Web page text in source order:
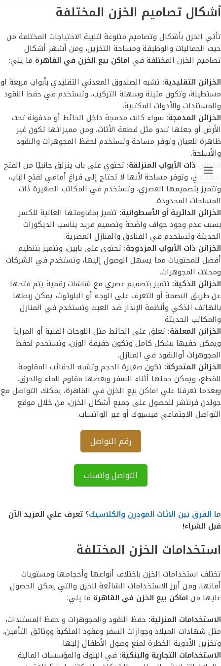
أشكال تصاميم الخزن المختلفة
تأتي الخزن بأشكال وتصاميم متنوعة لتلبية الاحتياجات المختلفة من
حيث الجماليات والوظيفة ومساحة التخزين، ومن أشهر أشكال
تصاميم الخزن المختلفة في اماكن بيع الخزن في القاهرة ما يلي:
الخزائن التقليدية: تشبه الصندوق المعدني التقليدي بأبواب مربعة او
مستطيلة، وتكون متينة وسهلة التركيب، وتستخدم في حفظ النقود
والمستندات والأدوات المكتبية.
الخزائن المدمجة: سواء كانت مدمجة داخل الحائط أو مدفونة تحت
الأرض أو جعلها تبدو مثل قطعة الأثاث، ومن مميزاتها تكون غير
ظاهرة للعيان وتوفر مساحة وتستخدم لحفظ المجوهرات والنقود
والأسلحة.
الخزائن ذات الأبواب المنزلقة: تحتوي على باب ينزلق جانبيًا من الفتح
التقليدي، وتوفر مساحة لأنها لا تحتاج إلى فراغ أمامي لفتح الباب،
وتتميز بتصميمها العصري، وتستخدم في المكاتب الصغيرة ذات
المساحات المحدودة.
الخزائن الدائرية أو الأسطوانية: تتميز بمقاومتها العالية للكسر
بسبب عدم وجود حواف واضحة وتصميم فريد يناسب الديكورات
الحديثة وتستخدم في الفنادق والمنازل العصرية.
الخزائن ذات الأبواب المزدوجة: تحتوى على بابين، وتتميز بتنظيم
أفضل للمحتويات مما يسهل الوصول إليها، وتستخدم في الشركات
ومحلات المجوهرات.
الخزائن الذكية: تتميز بتصميم عصري مع شاشات رقمية يتم فتحها
عن طريق البصمة أو التعرف على الوجه أو البلوتوث، يمكن ربطها
بالهاتف الذكي وأنظمة الإنذار ضد العبث وتستخدم في المنازل
والمكاتب الحديثة.
الخزائن المعلقة: تعلق على الحائط مثل اللوحات الفنية أو المرايا
ويمكن خفيها بشكل كامل وتكون خفيفة الوزن، وتستخدم لحفظ
المجوهرات أوالنقود في المنازل.
الخزائن المتحركة: تكون صغيرة الحجم وتشبه الحقائب المقاومة
للقطع، ويمكن حملها أثناء السفر وبعضها مقاوم للماء والحرق.
وبعدما تعرفنا علي اماكن بيع الخزن في القاهرة، يمكنك التواصل مع
جولدن فرنتشر للحصول على جميع أشكال الخزن، من خلال موقع
التواصل الاجتماعي فيسبوك أو عبر الواتساب.
رقم التواصل
التواصل واتساب
ما الفرق بين الاثاث المودرن والكلاسيك؟ تعرف علي المزيد الآن
قبل الشراء!
استخدامات الخزن المختلفة
تختلف استخدامات الخزن باختلاف أنواعها وأحجامها ومستويات
أمانها، ومن أبرز الاستخدامات الشائعة للخزن والتي يمكن الحصول
عليها من اماكن بيع الخزن في القاهرة ما يلي:
الاستخدامات المنزلية: حفظ النقود والمجوهرات و حفظ المستندات،
مثل شهادات الميلاد وجوازات السفر وعقود الملكية ووثائق التأمين،
وتخزين الأدوية الخطرة لمنع وصول الأطفال إليها.
الاستخدامات التجارية والبنكية: في البنوك والمؤسسات المالية